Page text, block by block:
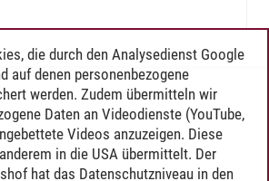
die durch den Analysedienst Google
auf denen personenbezogene
werden. Zudem übermitteln wir
Daten an Videodienste (YouTube,
Videos anzuzeigen. Diese
in die USA übermittelt. Der
hat das Datenschutzniveau in den